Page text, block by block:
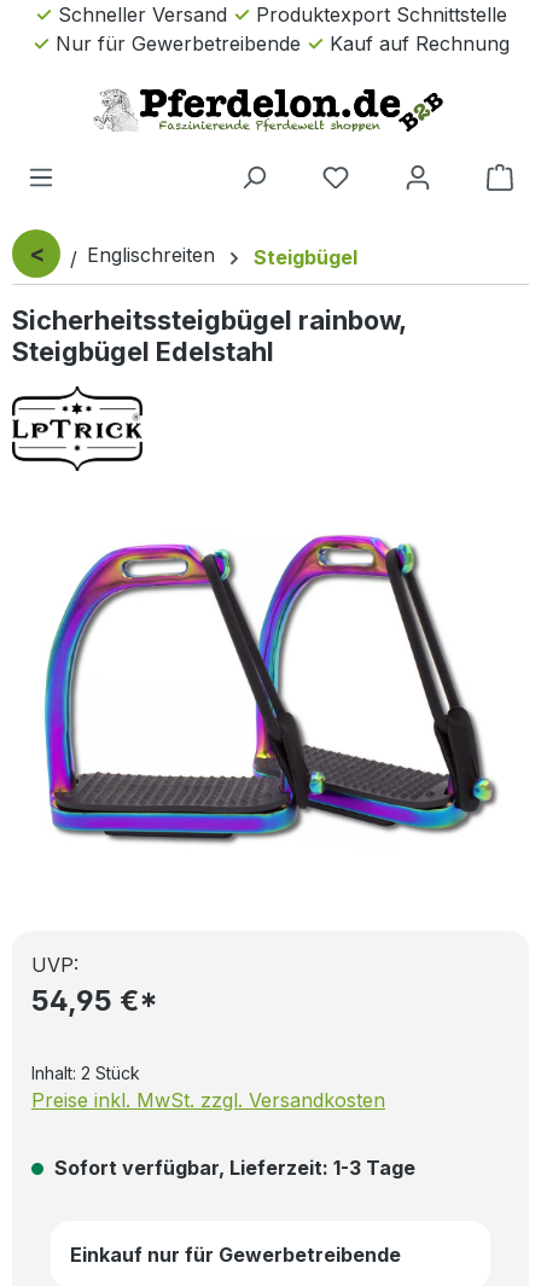
Zum Hauptinhalt springen
Schneller Versand
Produktexport Schnittstelle
Nur für Gewerbetreibende
Kauf auf Rechnung
< Englischreiten Steigbügel
Sicherheitssteigbügel rainbow,
Steigbügel Edelstahl
UVP:
54,95 €*
Inhalt: 2 Stück
Preise inkl. MwSt. zzgl. Versandkosten
Sofort verfügbar, Lieferzeit: 1-3 Tage
Einkauf nur für Gewerbetreibende